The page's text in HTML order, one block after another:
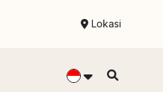
Lokasi